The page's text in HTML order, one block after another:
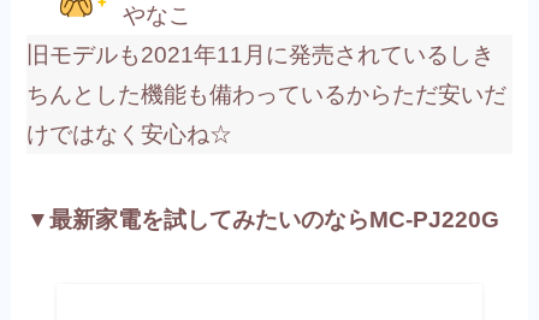
やなこ
旧モデルも2021年11月に発売されているしき
ちんとした機能も備わっているからただ安いだ
けではなく安心ね☆
▼最新家電を試してみたいのならMC-PJ220G